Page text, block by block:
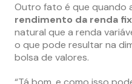
Outro fato é que quando
rendimento da renda
natural que a renda
o que pode resultar na
bolsa de valores.